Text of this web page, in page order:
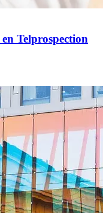
Telprospection